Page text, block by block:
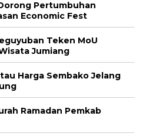
Pertumbuhan
Economic Fest
Teken MoU
Jumiang
Harga Sembako Jelang
Ramadan Pemkab